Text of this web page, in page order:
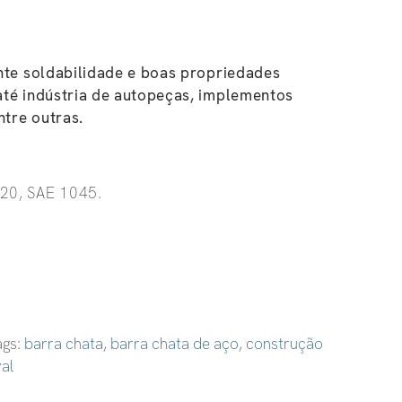
soldabilidade e boas propriedades
indústria de autopeças, implementos
outras.
SAE 1045.
barra chata, barra chata de aço, construção